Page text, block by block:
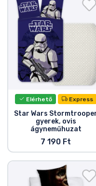
Elérhető Express
Star Wars
gyerek, ovis
ágyneműhuzat
7 190 Ft